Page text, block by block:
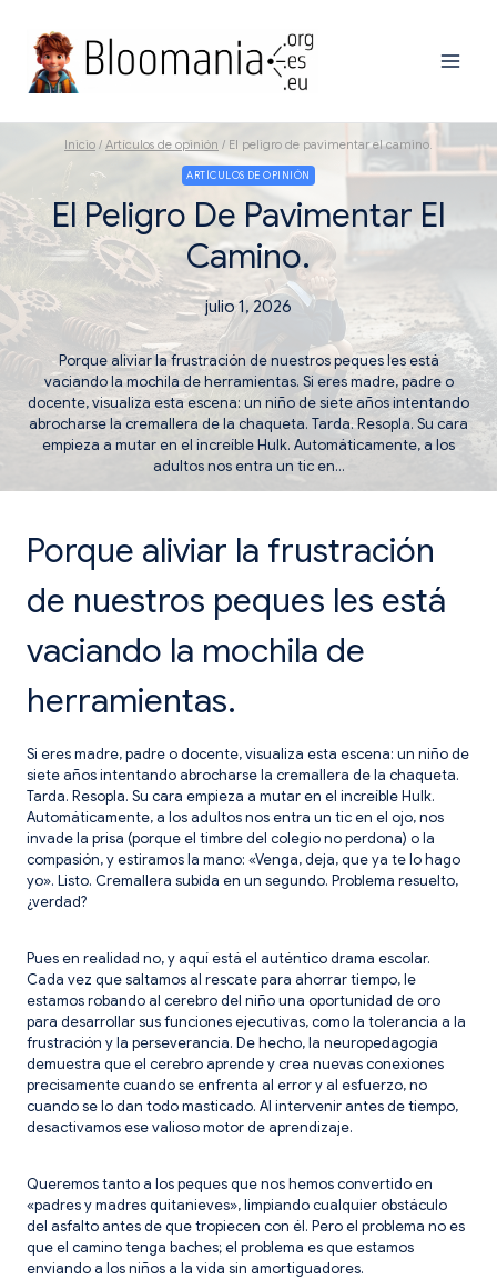
contenido
Inicio / Artículos de opinión / El peligro de pavimentar el camino.
ARTÍCULOS DE OPINIÓN
El Peligro De Pavimentar El
Camino.
julio 1, 2026
Porque aliviar la frustración de nuestros peques les está
vaciando la mochila de herramientas. ​Si eres madre, padre o
docente, visualiza esta escena: un niño de siete años intentando
abrocharse la cremallera de la chaqueta. Tarda. Resopla. Su cara
empieza a mutar en el increíble Hulk. Automáticamente, a los
adultos nos entra un tic en…
Porque aliviar la frustración
de nuestros peques les está
vaciando la mochila de
herramientas.
​Si eres madre, padre o docente, visualiza esta escena: un niño de
siete años intentando abrocharse la cremallera de la chaqueta.
Tarda. Resopla. Su cara empieza a mutar en el increíble Hulk.
Automáticamente, a los adultos nos entra un tic en el ojo, nos
invade la prisa (porque el timbre del colegio no perdona) o la
compasión, y estiramos la mano: «Venga, deja, que ya te lo hago
yo». Listo. Cremallera subida en un segundo. Problema resuelto,
¿verdad?
Pues en realidad no, y aquí está el auténtico drama escolar.
Cada vez que saltamos al rescate para ahorrar tiempo, le
estamos robando al cerebro del niño una oportunidad de oro
para desarrollar sus funciones ejecutivas, como la tolerancia a la
frustración y la perseverancia. De hecho, la neuropedagogía
demuestra que el cerebro aprende y crea nuevas conexiones
precisamente cuando se enfrenta al error y al esfuerzo, no
cuando se lo dan todo masticado. Al intervenir antes de tiempo,
desactivamos ese valioso motor de aprendizaje.
Queremos tanto a los peques que nos hemos convertido en
«padres y madres quitanieves», limpiando cualquier obstáculo
del asfalto antes de que tropiecen con él. Pero el problema no es
que el camino tenga baches; el problema es que estamos
enviando a los niños a la vida sin amortiguadores.